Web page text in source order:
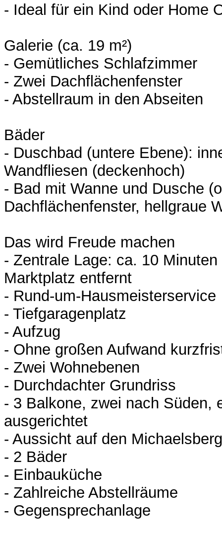
- Ideal für ein Kind oder Home
Galerie (ca. 19 m²)
- Gemütliches Schlafzimmer
- Zwei Dachflächenfenster
- Abstellraum in den Abseiten
Bäder
- Duschbad (untere Ebene):
Wandfliesen (deckenhoch)
- Bad mit Wanne und Dusche
Dachflächenfenster, hellgraue
Das wird Freude machen
- Zentrale Lage: ca. 10
Marktplatz entfernt
- Rund-um-Hausmeisterservice
- Tiefgaragenplatz
- Aufzug
- Ohne großen Aufwand
- Zwei Wohnebenen
- Durchdachter Grundriss
- 3 Balkone, zwei nach Süden,
ausgerichtet
- Aussicht auf den Michaelsberg
- 2 Bäder
- Einbauküche
- Zahlreiche Abstellräume
- Gegensprechanlage